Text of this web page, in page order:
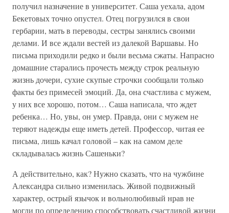
получил назначение в университет. Саша уехала, адом
Бекетовых точно опустел. Отец погрузился в свои
гербарии, мать в переводы, сестры занялись своими
делами. И все ждали вестей из далекой Варшавы. Но
письма приходили редко и были весьма сжаты. Напрасно
домашние старались прочесть между строк реальную
жизнь дочери, сухие скупые строчки сообщали только
факты без примесей эмоций. Да, она счастлива с мужем,
у них все хорошо, потом… Саша написала, что ждет
ребенка… Но, увы, он умер. Правда, они с мужем не
теряют надежды еще иметь детей. Профессор, читая ее
письма, лишь качал головой – как на самом деле
складывалась жизнь Сашеньки?
А действительно, как? Нужно сказать, что на чужбине
Александра сильно изменилась. Живой подвижный
характер, острый язычок и вольнолюбивый нрав не
могли по определению способствовать счастливой жизни